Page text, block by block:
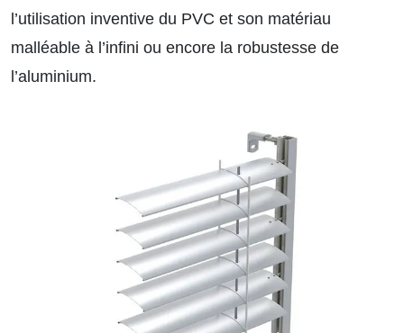
l’utilisation inventive du PVC et son matériau
malléable à l’infini ou encore la robustesse de
l’aluminium.